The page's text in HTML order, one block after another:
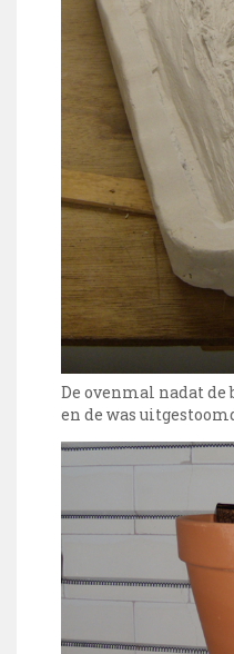
De ovenmal nadat
en de was